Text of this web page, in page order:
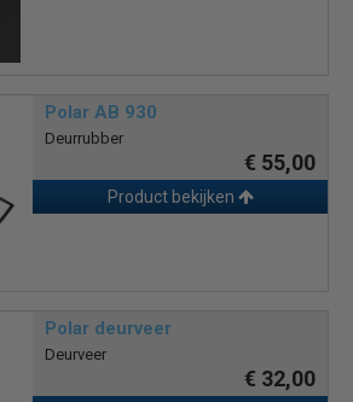
Polar AB 930
Deurrubber
€ 55,00
Product bekijken
Polar deurveer
Deurveer
€ 32,00